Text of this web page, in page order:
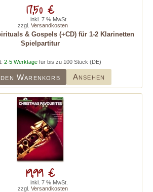
& Gospels (+CD) für 1-2 Klarinetten
Spielpartitur
2-5 Werktage für bis zu 100 Stück (DE)
Warenkorb Ansehen
17,50 €
inkl. 7 % MwSt.
zzgl. Versandkosten
19,99 €
inkl. 7 % MwSt.
zzgl. Versandkosten